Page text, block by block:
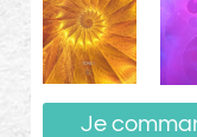
Je